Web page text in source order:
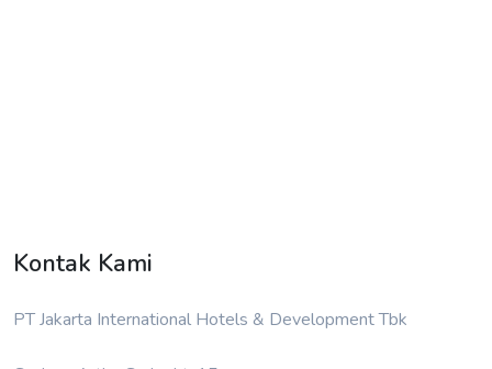
Kontak Kami
PT Jakarta International Hotels & Development Tbk